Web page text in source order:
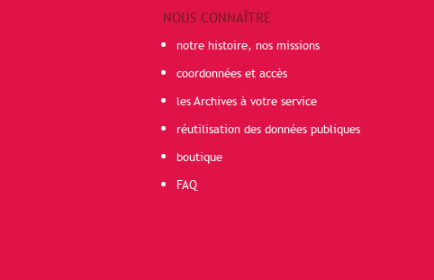
NOUS CONNAÎTRE
notre histoire, nos missions
coordonnées et accès
les Archives à votre service
réutilisation des données publiques
boutique
FAQ